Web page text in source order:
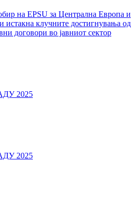
на EPSU за Централна Европа и
клучните достигнувања од
договори во јавниот сектор
2025
2025